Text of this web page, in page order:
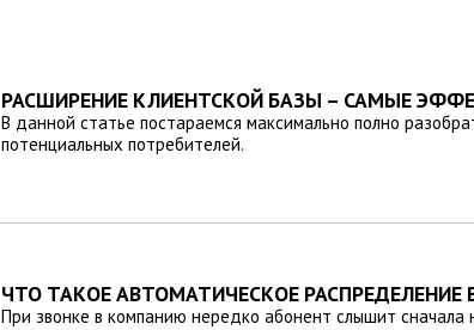
РАСШИРЕНИЕ КЛИЕНТСКОЙ БАЗЫ – САМЫЕ
В данной статье постараемся максимально полно
потенциальных потребителей.
ЧТО ТАКОЕ АВТОМАТИЧЕСКОЕ РАСПРЕДЕЛЕНИЕ
При звонке в компанию нередко абонент слышит сначала